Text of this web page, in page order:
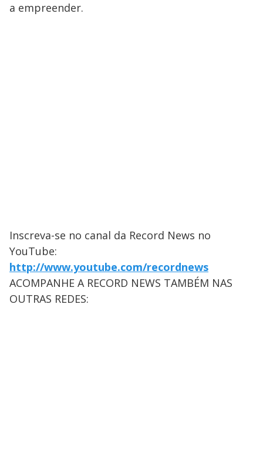
a empreender.
Inscreva-se no canal da Record News no
YouTube:
http://www.youtube.com/recordnews
ACOMPANHE A RECORD NEWS TAMBÉM NAS
OUTRAS REDES: